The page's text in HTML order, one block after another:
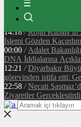
Raylı Sistem İçin Yeni
/ Van Stadyumu
İhale Ağustos Ayında
14:18 / Rojin Kabaiş’in
İşlemi Gözden
00:00 / Adalet
DNA İddialarına
12:21 / Diyarbakır
görevinden istifa etti:
22:58 / Necati
Ziyaretler Gerçekleştirdi